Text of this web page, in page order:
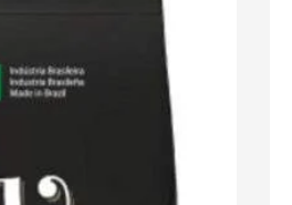
Adicionar
à lista de
desejos